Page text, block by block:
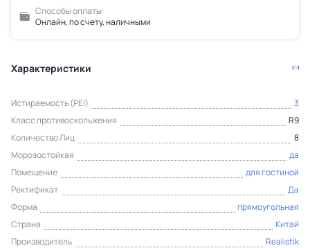
Способы оплаты:
Онлайн, по счету, наличными
Характеристики
Истираемость (PEI)
3
Класс противоскольжения
R9
Количество Лиц
8
Морозостойкая
да
Помещение
для гостиной
Ректификат
Да
Форма
прямоугольная
Страна
Китай
Производитель
Realistik